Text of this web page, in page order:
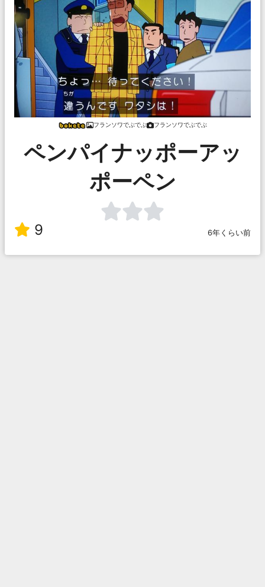
フランソワでぶでぶ フランソワでぶでぶ
ペンパイナッポーアッ
ポーペン
9 6年くらい前